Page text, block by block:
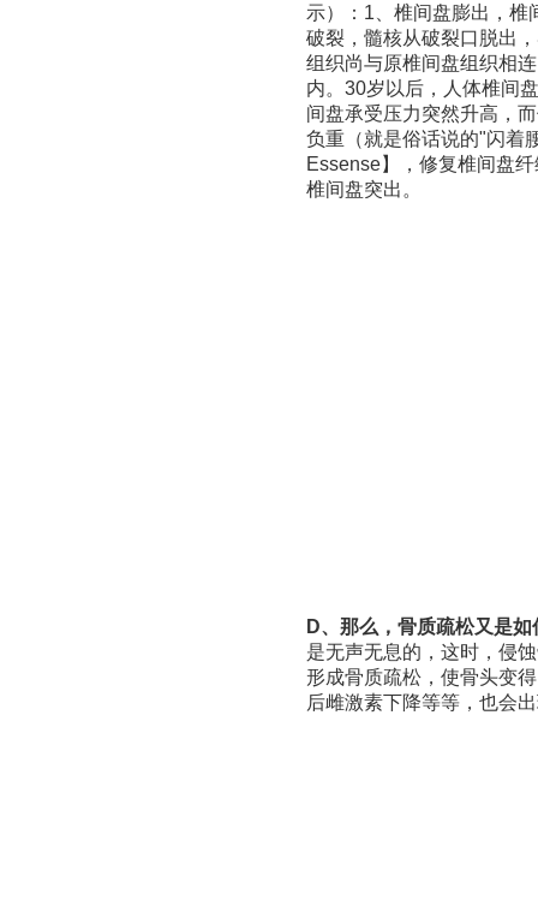
示）：1、椎间盘膨出，椎
破裂，髓核从破裂口脱出
组织尚与原椎间盘组织相
内。30岁以后，人体椎间
间盘承受压力突然升高，
负重（就是俗话说的"闪着
Essense】，修复椎间盘
椎间盘突出。
D、那么，骨质疏松又是
是无声无息的，这时，侵
形成骨质疏松，使骨头变
后雌激素下降等等，也会